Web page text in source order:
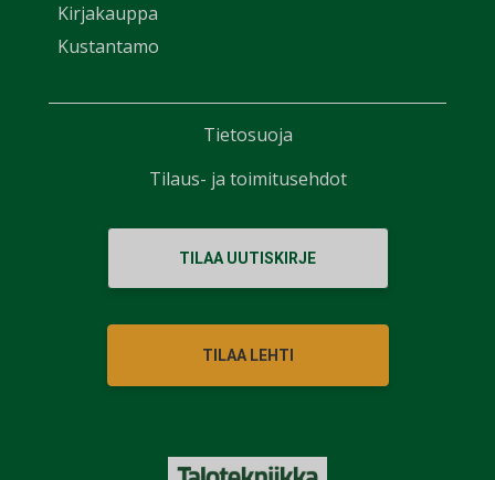
Kirjakauppa
Kustantamo
TILAA UUTISKIRJE
TILAA LEHTI
Tietosuoja
Tilaus- ja toimitusehdot